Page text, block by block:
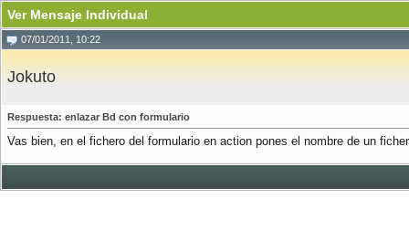
Ver Mensaje Individual
07/01/2011, 10:22
Jokuto
Respuesta: enlazar Bd con formulario
Vas bien, en el fichero del formulario en action pones el nombre de un